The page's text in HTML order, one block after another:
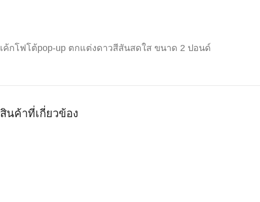
เค้กโฟโต้pop-up ตกแต่งดาวสีสันสดใส ขนาด 2 ปอนด์
สินค้าที่เกี่ยวข้อง